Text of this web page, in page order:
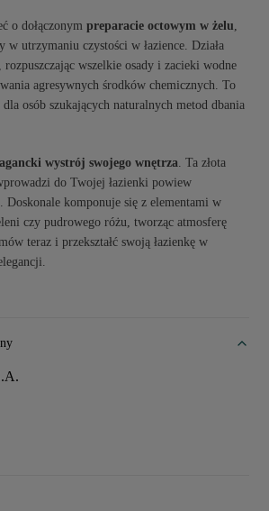
o dołączonympreparacie octowym w żelu
w utrzymaniu czystości w łazience. Działa
wszelkie osady i zacieki wodne
agresywnych środków chemicznych. To
dla osób szukających naturalnych metod dbania
wystrój swojego wnętrza . Ta złota
do Twojej łazienki powiew
Doskonale komponuje się z elementami w
czy pudrowego różu, tworząc atmosferę
teraz i przekształć swoją łazienkę w